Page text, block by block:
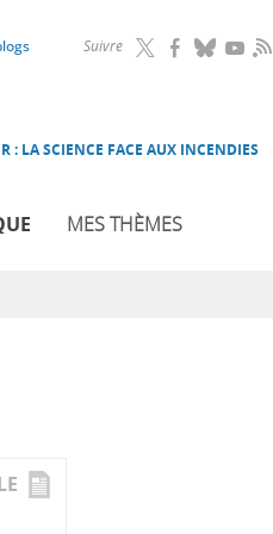
Suivre RSS
: LA SCIENCE FACE AUX INCENDIES
MES THÈMES